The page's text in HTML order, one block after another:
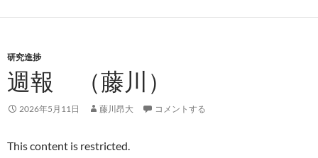
研究進捗
週報 （藤川）
2026年5月11日 藤川昂大 コメントする
This content is restricted.